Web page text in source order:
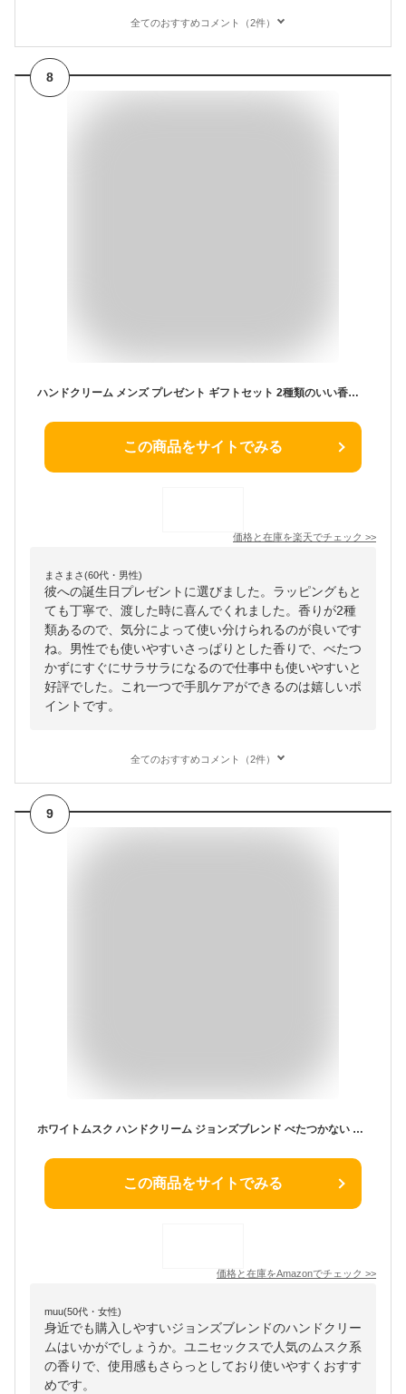
全てのおすすめコメント（2件）
8
ハンドクリーム メンズ プレゼント ギフトセット 2種類のいい香り クリスマスや誕生日プレゼント お祝い ギフト に さらさら べたつかない｜クワトロボタニコ ボタニカル エッセンスイン ハンドクリーム オールインワン【ラッピング・箱入り・リボン付き・紙袋付き】
この商品をサイトでみる
価格と在庫を楽天でチェック >>
まさまさ(60代・男性)
彼への誕生日プレゼントに選びました。ラッピングもと
ても丁寧で、渡した時に喜んでくれました。香りが2種
類あるので、気分によって使い分けられるのが良いです
ね。男性でも使いやすいさっぱりとした香りで、べたつ
かずにすぐにサラサラになるので仕事中も使いやすいと
好評でした。これ一つで手肌ケアができるのは嬉しいポ
イントです。
全てのおすすめコメント（2件）
9
ホワイトムスク ハンドクリーム ジョンズブレンド べたつかない フレグランスハンドクリーム 38g プチギフト クリスマスプレゼント
この商品をサイトでみる
価格と在庫をAmazonでチェック >>
muu(50代・女性)
身近でも購入しやすいジョンズブレンドのハンドクリー
ムはいかがでしょうか。ユニセックスで人気のムスク系
の香りで、使用感もさらっとしており使いやすくおすす
めです。